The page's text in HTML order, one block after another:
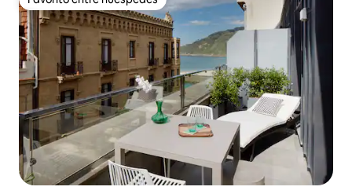
Favorito entre huéspedes